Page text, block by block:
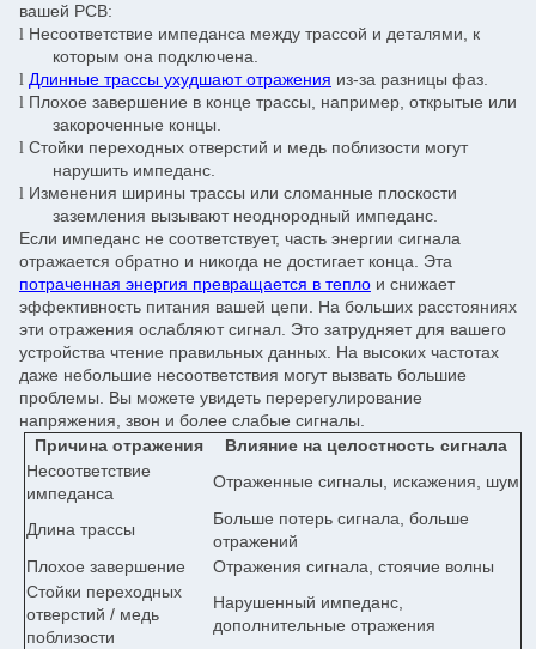
вашей PCB:
l Несоответствие импеданса между трассой и деталями, к
которым она подключена.
l Длинные трассы ухудшают отражения из-за разницы фаз.
l Плохое завершение в конце трассы, например, открытые или
закороченные концы.
l Стойки переходных отверстий и медь поблизости могут
нарушить импеданс.
l Изменения ширины трассы или сломанные плоскости
заземления вызывают неоднородный импеданс.
Если импеданс не соответствует, часть энергии сигнала
отражается обратно и никогда не достигает конца. Эта
потраченная энергия превращается в тепло и снижает
эффективность питания вашей цепи. На больших расстояниях
эти отражения ослабляют сигнал. Это затрудняет для вашего
устройства чтение правильных данных. На высоких частотах
даже небольшие несоответствия могут вызвать большие
проблемы. Вы можете увидеть перерегулирование
напряжения, звон и более слабые сигналы.
Причина отражения
Влияние на целостность сигнала
Несоответствие
импеданса
Отраженные сигналы, искажения, шум
Длина трассы
Больше потерь сигнала, больше
отражений
Плохое завершение
Отражения сигнала, стоячие волны
Стойки переходных
отверстий / медь
поблизости
Нарушенный импеданс,
дополнительные отражения